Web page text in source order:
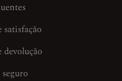
devolução